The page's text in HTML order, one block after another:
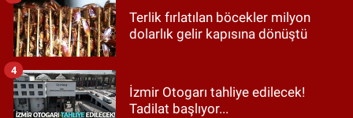
Terlik fırlatılan böcekler milyon
dolarlık gelir kapısına dönüştü
İzmir Otogarı tahliye edilecek!
Tadilat başlıyor...
4